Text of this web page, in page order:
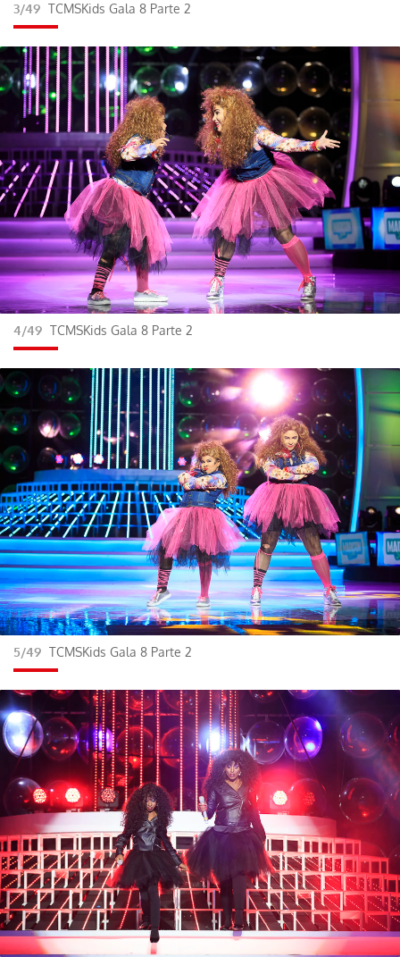
3/49 TCMSKids Gala 8 Parte 2
4/49 TCMSKids Gala 8 Parte 2
5/49 TCMSKids Gala 8 Parte 2